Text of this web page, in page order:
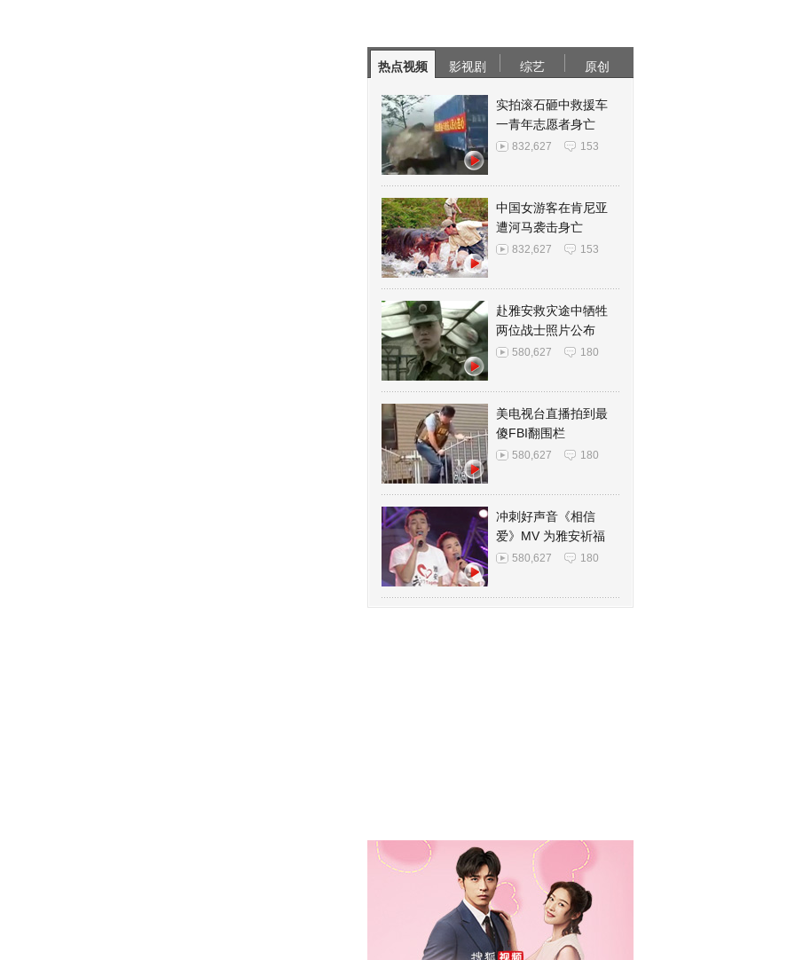
热点视频 影视剧 综艺 原创
实拍滚石砸中救援车
一青年志愿者身亡
832,627 153
中国女游客在肯尼亚
遭河马袭击身亡
832,627 153
赴雅安救灾途中牺牲
两位战士照片公布
580,627 180
美电视台直播拍到最
傻FBI翻围栏
580,627 180
冲刺好声音《相信
爱》MV 为雅安祈福
580,627 180